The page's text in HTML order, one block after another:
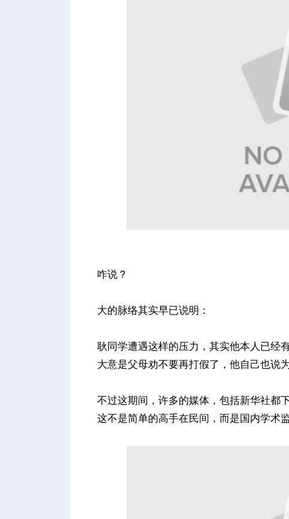
咋说？
大的脉络其实早已说明：
耿同学遭遇这样的压力，其实他本人已经
大意是父母劝不要再打假了，他自己也说
不过这期间，许多的媒体，包括新华社都
这不是简单的高手在民间，而是国内学术